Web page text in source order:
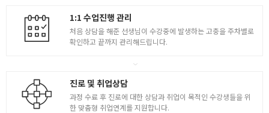
1:1 수업진행 관리
처음 상담을 해준 선생님이 수강중에 발생하는 고충을 주차별로
확인하고 끝까지 관리해드립니다.
진로 및 취업상담
과정 수료 후 진로에 대한 상담과 취업이 목적인 수강생들을 위
한 맞춤형 취업연계를 지원합니다.